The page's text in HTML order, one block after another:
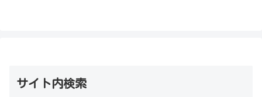
サイト内検索